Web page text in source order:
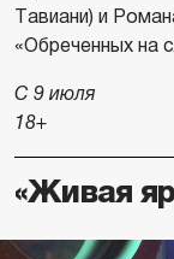
Тавиани) и
«Обреченных на
С 9 июля
18+
«Живая